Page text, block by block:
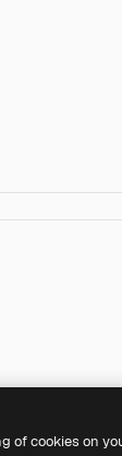
of cookies on